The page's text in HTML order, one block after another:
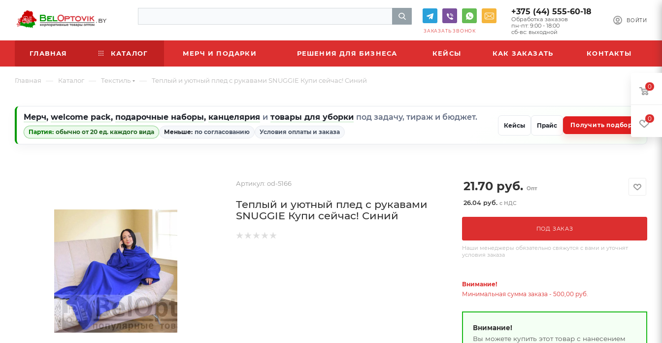
ВОЙТИ
+375 (44) 555-60-18
Обработка заказов
пн-пт: 9:00 - 18:00
сб-вс: выходной
ЗАКАЗАТЬ ЗВОНОК
ГЛАВНАЯ КАТАЛОГ МЕРЧ И ПОДАРКИ РЕШЕНИЯ ДЛЯ БИЗНЕСА КЕЙСЫ КАК ЗАКАЗАТЬ КОНТАКТЫ
Главная — Каталог — Текстиль — Теплый и уютный плед с рукавами SNUGGIE Купи сейчас! Синий
Мерч, welcome pack, подарочные наборы, канцелярия и товары для уборки под задачу, тираж и бюджет.
Партия: обычно от 20 ед. каждого вида Меньше: по согласованию Условия оплаты и заказа
Кейсы Прайс Получить подбор
Артикул: od-5166
Теплый и уютный плед с рукавами
SNUGGIE Купи сейчас! Синий
21.70 руб. Опт
26.04 руб.с НДС
ПОД ЗАКАЗ
Наши менеджеры обязательно свяжутся с вами и уточнят
условия заказа
Внимание!
Минимальная сумма заказа - 500,00 руб.
Внимание!
Вы можете купить этот товар с нанесением
0
0